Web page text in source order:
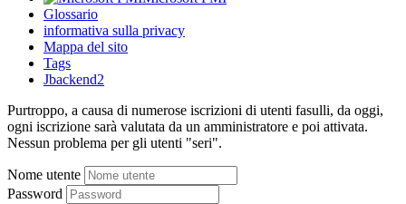
Glossario
informativa sulla privacy
Mappa del sito
Tags
Jbackend2
Purtroppo, a causa di numerose iscrizioni di utenti fasulli, da oggi,
ogni iscrizione sarà valutata da un amministratore e poi attivata.
Nessun problema per gli utenti "seri".
Nome utente
Password